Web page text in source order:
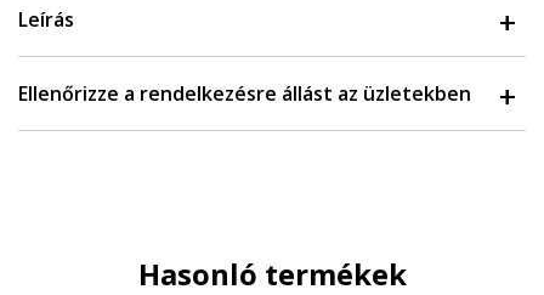
Leírás
Ellenőrizze a rendelkezésre állást az üzletekben
Hasonló termékek